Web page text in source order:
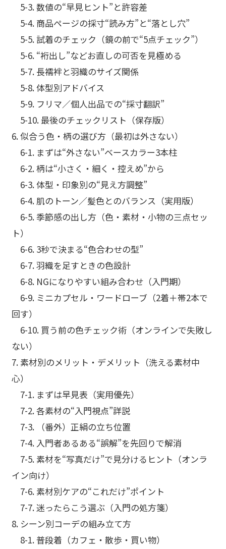
5-3. 数値の“早見ヒント”と許容差
5-4. 商品ページの採寸“読み方”と“落とし穴”
5-5. 試着のチェック（鏡の前で“5点チェック”）
5-6. “裄出し”などお直しの可否を見極める
5-7. 長襦袢と羽織のサイズ関係
5-8. 体型別アドバイス
5-9. フリマ／個人出品での“採寸翻訳”
5-10. 最後のチェックリスト（保存版）
6. 似合う色・柄の選び方（最初は外さない）
6-1. まずは“外さない”ベースカラー3本柱
6-2. 柄は“小さく・細く・控えめ”から
6-3. 体型・印象別の“見え方調整”
6-4. 肌のトーン／髪色とのバランス（実用版）
6-5. 季節感の出し方（色・素材・小物の三点セッ
ト）
6-6. 3秒で決まる“色合わせの型”
6-7. 羽織を足すときの色設計
6-8. NGになりやすい組み合わせ（入門期）
6-9. ミニカプセル・ワードローブ（2着＋帯2本で
回す）
6-10. 買う前の色チェック術（オンラインで失敗し
ない）
7. 素材別のメリット・デメリット（洗える素材中
心）
7-1. まずは早見表（実用優先）
7-2. 各素材の“入門視点”詳説
7-3. （番外）正絹の立ち位置
7-4. 入門者あるある“誤解”を先回りで解消
7-5. 素材を“写真だけ”で見分けるヒント（オンラ
イン向け）
7-6. 素材別ケアの“これだけ”ポイント
7-7. 迷ったらこう選ぶ（入門の処方箋）
8. シーン別コーデの組み立て方
8-1. 普段着（カフェ・散歩・買い物）